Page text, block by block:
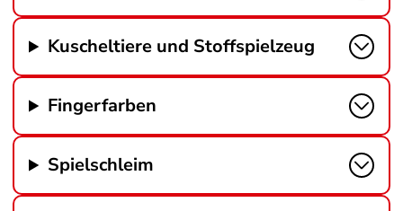
Kuscheltiere und Stoffspielzeug
Fingerfarben
Spielschleim